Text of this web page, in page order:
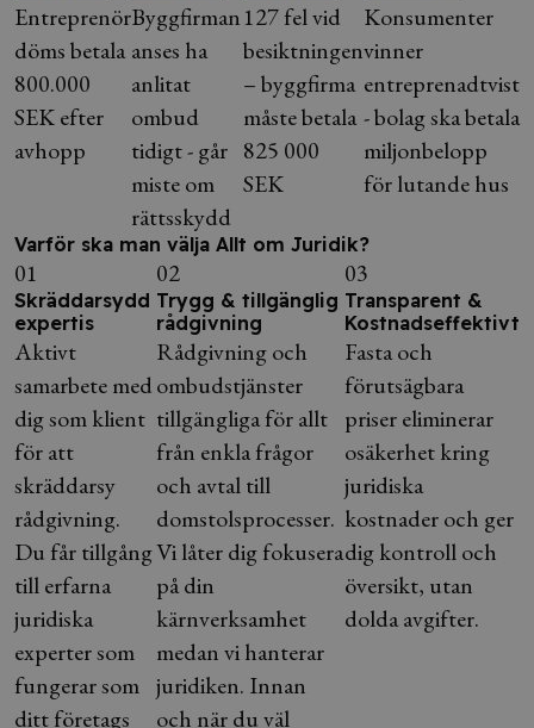
Entreprenör
döms betala
800.000
SEK efter
avhopp
Byggfirman
anses ha
anlitat
ombud
tidigt - går
miste om
rättsskydd
127 fel vid
besiktningen
– byggfirma
måste betala
825 000
SEK
Konsumenter
vinner
entreprenadtvist
- bolag ska betala
miljonbelopp
för lutande hus
Varför ska man välja Allt om Juridik?
01
Skräddarsydd
expertis
Aktivt
samarbete med
dig som klient
för att
skräddarsy
rådgivning.
Du får tillgång
till erfarna
juridiska
experter som
fungerar som
ditt företags
02
Trygg & tillgänglig
rådgivning
Rådgivning och
ombudstjänster
tillgängliga för allt
från enkla frågor
och avtal till
domstolsprocesser.
Vi låter dig fokusera
på din
kärnverksamhet
medan vi hanterar
juridiken. Innan
och när du väl
03
Transparent &
Kostnadseffektivt
Fasta och
förutsägbara
priser eliminerar
osäkerhet kring
juridiska
kostnader och ger
dig kontroll och
översikt, utan
dolda avgifter.